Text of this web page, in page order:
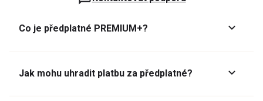
Co je předplatné PREMIUM+?
Jak mohu uhradit platbu za předplatné?